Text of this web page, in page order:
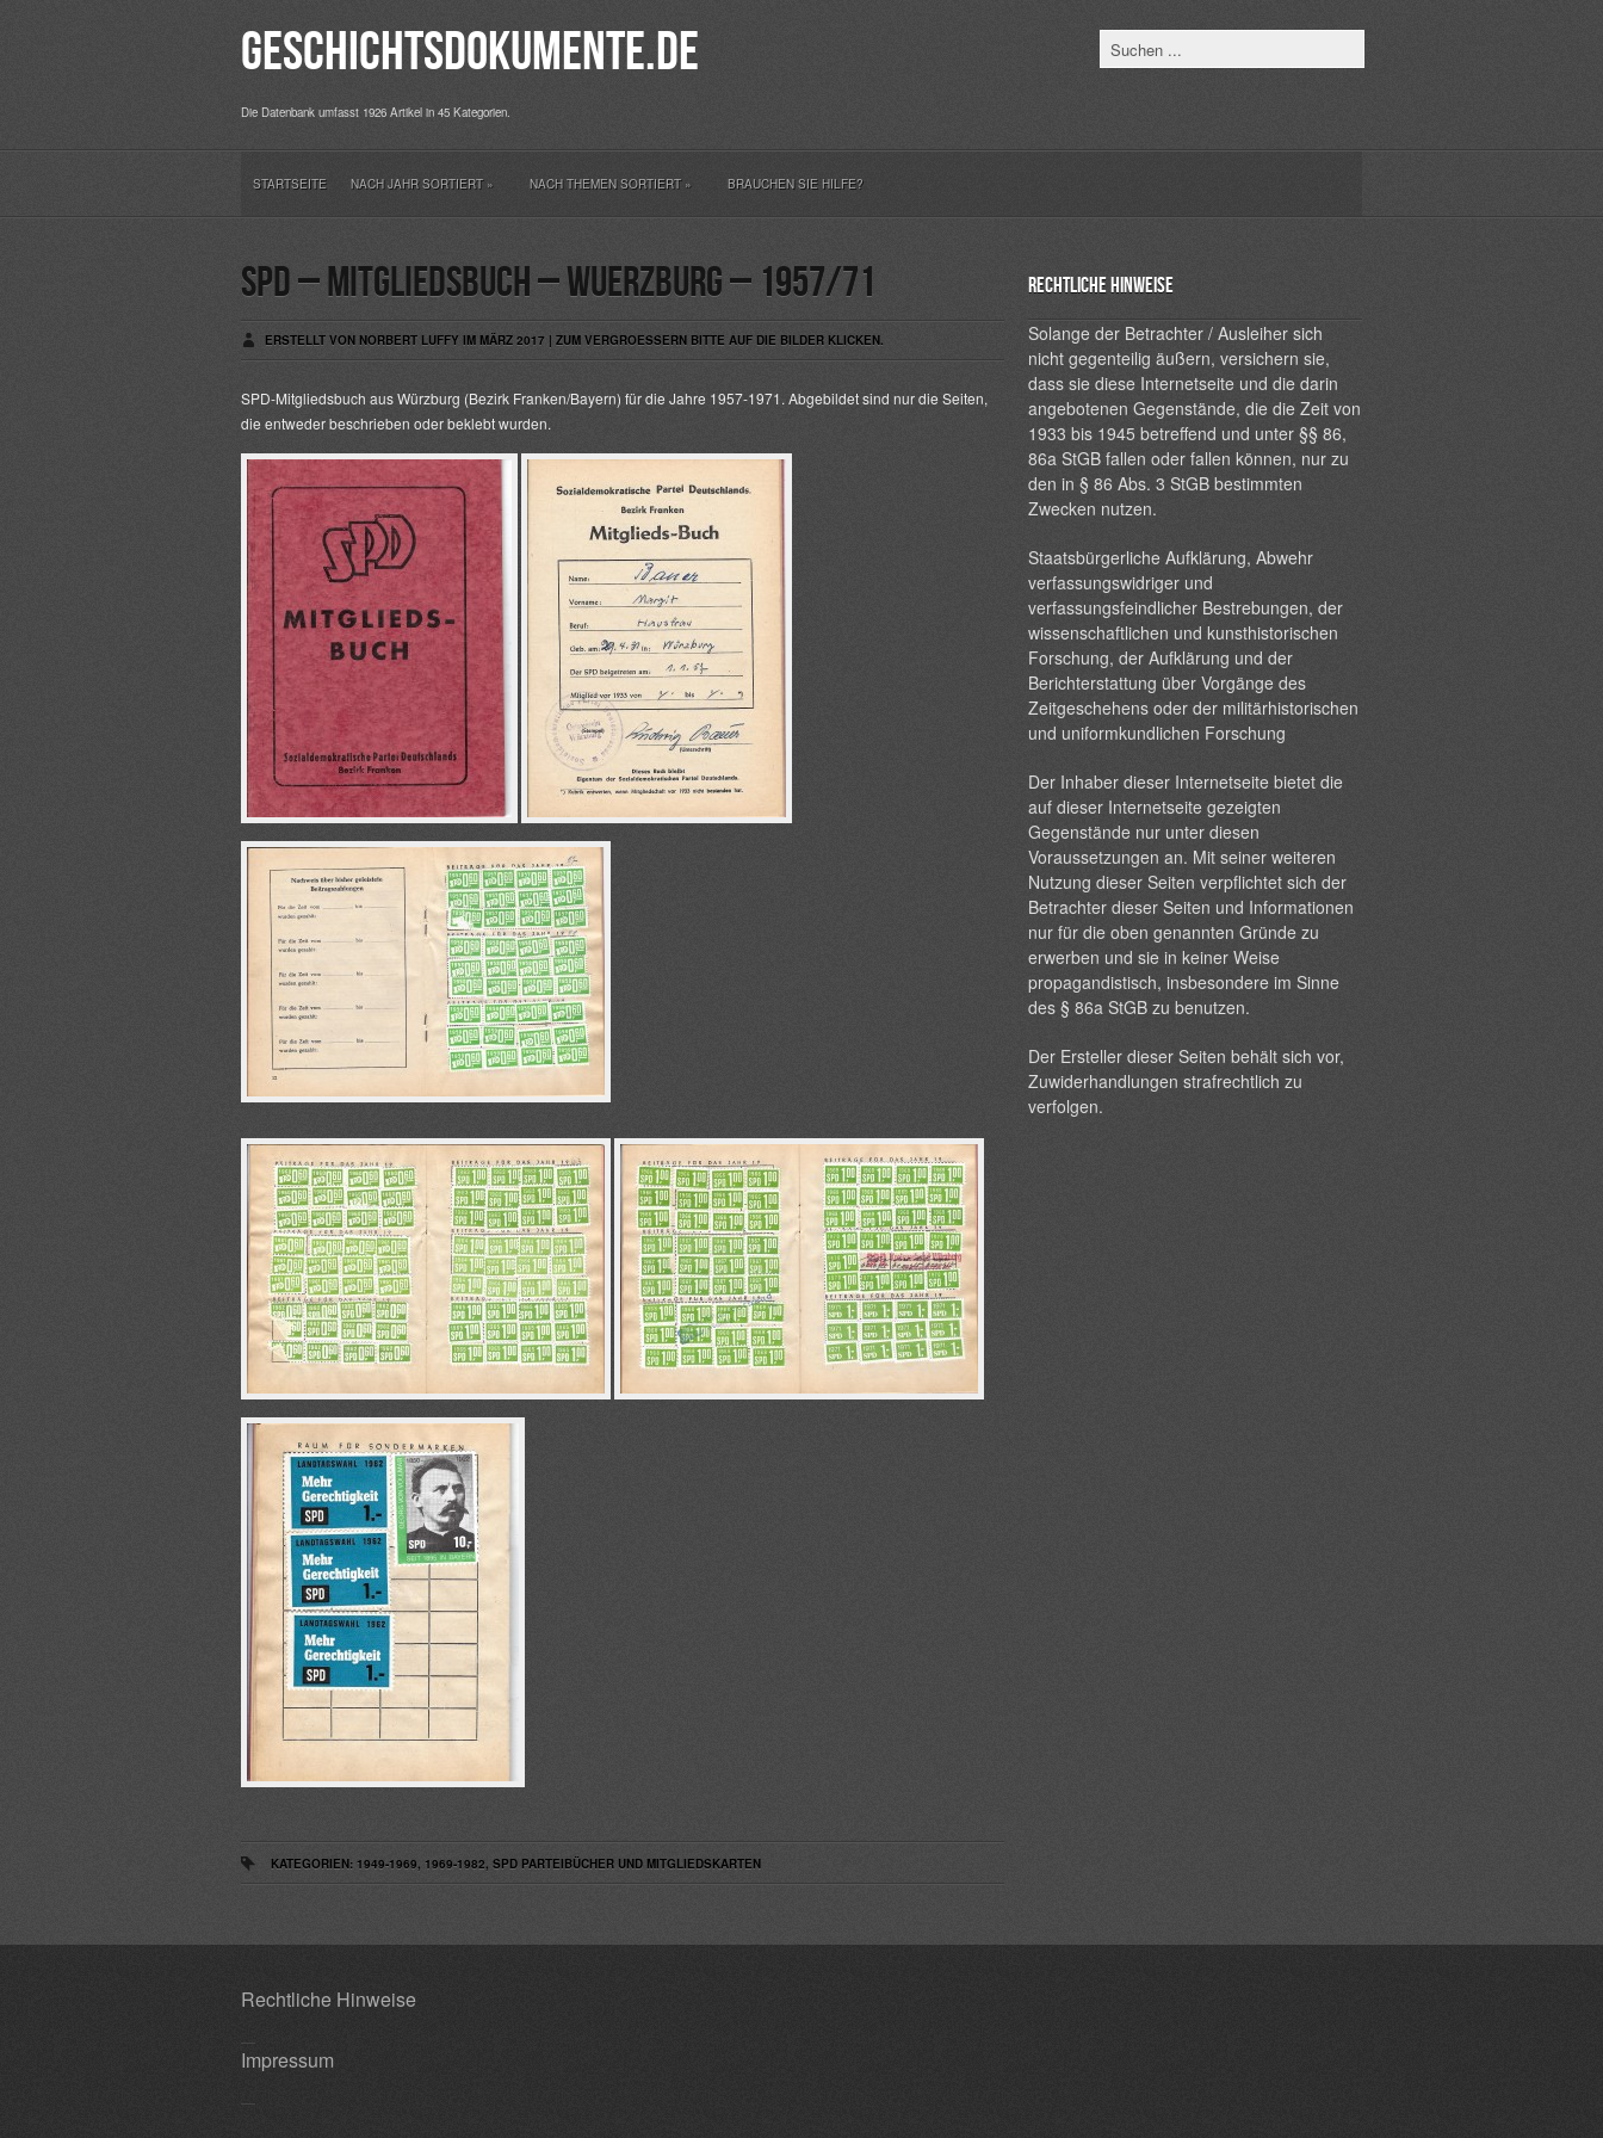
Geschichtsdokumente.de
Die Datenbank umfasst 1926 Artikel in 45 Kategorien.
STARTSEITE NACH JAHR SORTIERT» NACH THEMEN SORTIERT» BRAUCHEN SIE HILFE?
SPD – Mitgliedsbuch – Wuerzburg – 1957/71
ERSTELLT VON NORBERT LUFFY IM MÄRZ 2017 | ZUM VERGROESSERN BITTE AUF DIE BILDER KLICKEN.
SPD-Mitgliedsbuch aus Würzburg (Bezirk Franken/Bayern) für die Jahre 1957-1971. Abgebildet sind nur die Seiten,
die entweder beschrieben oder beklebt wurden.
KATEGORIEN: 1949-1969, 1969-1982, SPD PARTEIBÜCHER UND MITGLIEDSKARTEN
Rechtliche Hinweise
Solange der Betrachter / Ausleiher sich
nicht gegenteilig äußern, versichern sie,
dass sie diese Internetseite und die darin
angebotenen Gegenstände, die die Zeit von
1933 bis 1945 betreffend und unter §§ 86,
86a StGB fallen oder fallen können, nur zu
den in § 86 Abs. 3 StGB bestimmten
Zwecken nutzen.
Staatsbürgerliche Aufklärung, Abwehr
verfassungswidriger und
verfassungsfeindlicher Bestrebungen, der
wissenschaftlichen und kunsthistorischen
Forschung, der Aufklärung und der
Berichterstattung über Vorgänge des
Zeitgeschehens oder der militärhistorischen
und uniformkundlichen Forschung
Der Inhaber dieser Internetseite bietet die
auf dieser Internetseite gezeigten
Gegenstände nur unter diesen
Voraussetzungen an. Mit seiner weiteren
Nutzung dieser Seiten verpflichtet sich der
Betrachter dieser Seiten und Informationen
nur für die oben genannten Gründe zu
erwerben und sie in keiner Weise
propagandistisch, insbesondere im Sinne
des § 86a StGB zu benutzen.
Der Ersteller dieser Seiten behält sich vor,
Zuwiderhandlungen strafrechtlich zu
verfolgen.
Rechtliche Hinweise
Impressum